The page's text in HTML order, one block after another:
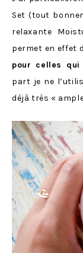
Set (tout
relaxante
permet en effet
pour celles
part je ne
déjà très «